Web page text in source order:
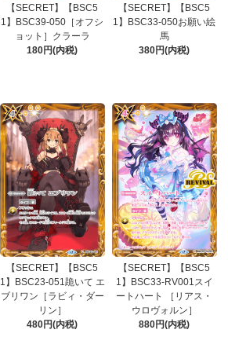
【SECRET】【BSC5
1】BSC39-050［オフシ
ョット］クラーラ
180円(内税)
【SECRET】【BSC5
1】BSC33-050お願い絵
馬
380円(内税)
【SECRET】【BSC5
1】BSC23-051跪いて エ
ブリワン［ラビィ・ダー
リン］
480円(内税)
【SECRET】【BSC5
1】BSC33-RV001スイ
ートハート ［リアス・
ウロヴォルン］
880円(内税)